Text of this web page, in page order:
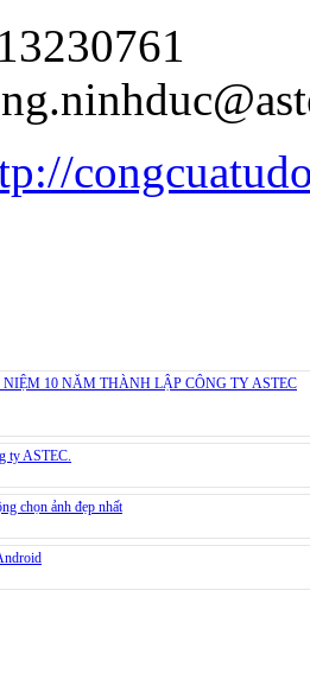
10 NĂM THÀNH LẬP CÔNG TY ASTEC
ty ASTEC.
chọn ảnh đẹp nhất